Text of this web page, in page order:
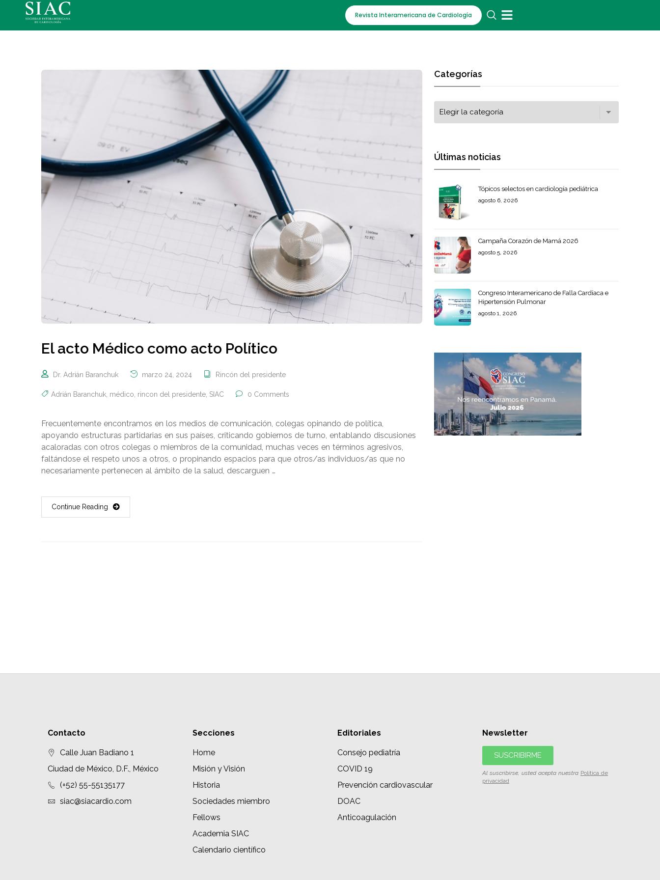
Revista Interamericana de Cardiología
El acto Médico como acto Político
Dr. Adrián Baranchuk marzo 24, 2024 Rincón del presidente
Adrián Baranchuk, médico, rincon del presidente, SIAC 0 Comments
Frecuentemente encontramos en los medios de comunicación, colegas opinando de política,
apoyando estructuras partidarias en sus países, criticando gobiernos de turno, entablando discusiones
acaloradas con otros colegas o miembros de la comunidad, muchas veces en términos agresivos,
faltándose el respeto unos a otros, o propinando espacios para que otros/as individuos/as que no
necesariamente pertenecen al ámbito de la salud, descarguen …
Continue Reading
Categorías
Últimas noticias
Tópicos selectos en cardiología pediátrica
agosto 6, 2026
Campaña Corazón de Mamá 2026
agosto 5, 2026
Congreso Interamericano de Falla Cardíaca e
Hipertensión Pulmonar
agosto 1, 2026
Contacto
Calle Juan Badiano 1
Ciudad de México, D.F., México
(+52) 55-55135177
siac@siacardio.com
Secciones
Home
Misión y Visión
Historia
Sociedades miembro
Fellows
Academia SIAC
Calendario científico
Editoriales
Consejo pediatría
COVID 19
Prevención cardiovascular
DOAC
Anticoagulación
Newsletter
SUSCRIBIRME
Al suscribirse, usted acepta nuestra Política de
privacidad